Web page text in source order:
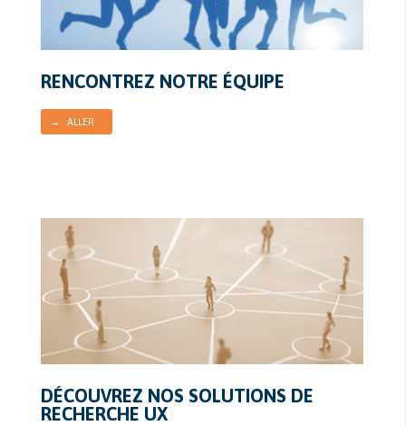
RENCONTREZ NOTRE ÉQUIPE
→ ALLER
DÉCOUVREZ NOS SOLUTIONS DE
RECHERCHE UX